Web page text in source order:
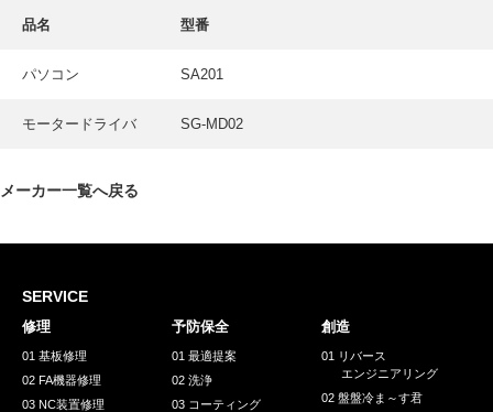
INTERVIEW
GREEN CHALLENGE
環境への取り組み
お問い合わせ 発送先
品名 型番
パソコン SA201
モータードライバ SG-MD02
メーカー一覧へ戻る
SERVICE
修理
01 基板修理
02 FA機器修理
03 NC装置修理
予防保全
01 最適提案
02 洗浄
03 コーティング
創造
01 リバース
エンジニアリング
02 盤盤冷ま～す君